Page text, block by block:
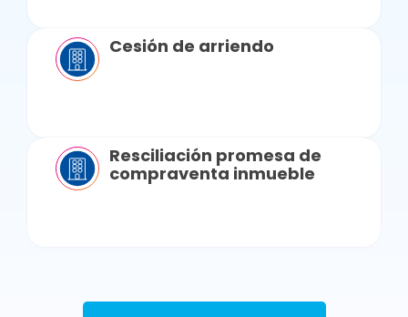
Cesión de arriendo
Resciliación promesa de
compraventa inmueble